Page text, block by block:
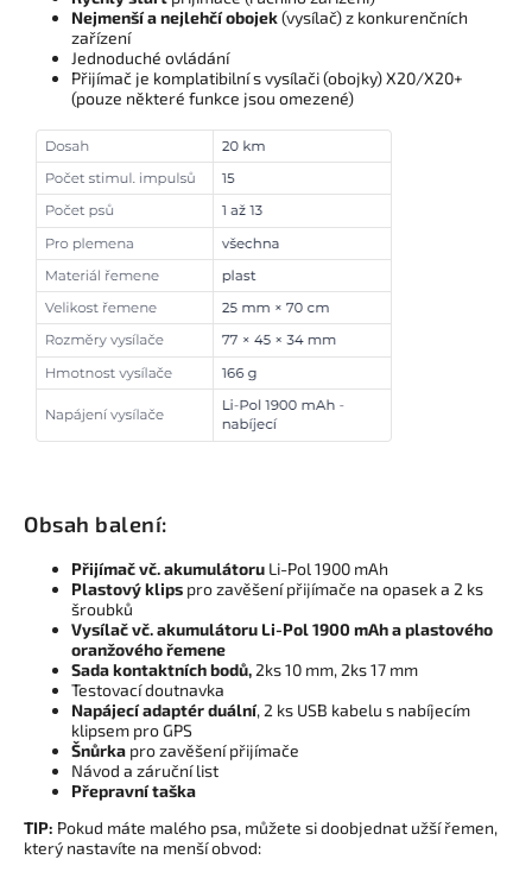
Nejmenší a nejlehčí obojek(vysílač) z konkurenčních
zařízení
Jednoduché ovládání
Přijímač je komplatibilní s vysílači (obojky) X20/X20+
(pouze některé funkce jsou omezené)
Obsah balení:
Přijímač vč. akumulátoru Li-Pol 1900 mAh
Plastový klips pro zavěšení přijímače na opasek a 2 ks
šroubků
Vysílač vč. akumulátoru Li-Pol 1900 mAh aplastového
oranžového řemene
Sada kontaktních bodů, 2ks 10 mm, 2ks 17 mm
Testovací doutnavka
Napájecí adaptér duální, 2 ks USB kabelu s nabíjecím
klipsem pro GPS
Šnůrka pro zavěšení přijímače
Návod a záruční list
Přepravní taška
TIP: Pokud máte malého psa, můžete si doobjednat užší řemen,
který nastavíte na menší obvod: